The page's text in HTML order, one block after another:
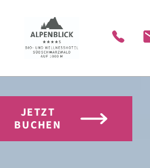
JETZT
BUCHEN